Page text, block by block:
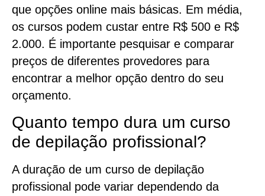
que opções online mais básicas. Em média,
os cursos podem custar entre R$ 500 e R$
2.000. É importante pesquisar e comparar
preços de diferentes provedores para
encontrar a melhor opção dentro do seu
orçamento.
Quanto tempo dura um curso
de depilação profissional?
A duração de um curso de depilação
profissional pode variar dependendo da